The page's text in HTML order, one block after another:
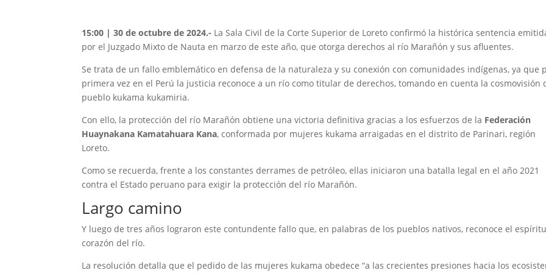
15:00 | 30 de octubre de 2024.- La Sala Civil de la Corte Superior de Loreto confirmó la histórica sentencia
por el Juzgado Mixto de Nauta en marzo de este año, que otorga derechos al río Marañón y sus afluentes.
Se trata de un fallo emblemático en defensa de la naturaleza y su conexión con comunidades indígenas, ya que
primera vez en el Perú la justicia reconoce a un río como titular de derechos, tomando en cuenta la cosmovisión
pueblo kukama kukamiria.
Con ello, la protección del río Marañón obtiene una victoria definitiva gracias a los esfuerzos de la Federación
Huaynakana Kamatahuara Kana, conformada por mujeres kukama arraigadas en el distrito de Parinari, región
Loreto.
Como se recuerda, frente a los constantes derrames de petróleo, ellas iniciaron una batalla legal en el año 2021
contra el Estado peruano para exigir la protección del río Marañón.
Largo camino
Y luego de tres años lograron este contundente fallo que, en palabras de los pueblos nativos, reconoce el
corazón del río.
La resolución detalla que el pedido de las mujeres kukama obedece “a las crecientes presiones hacia los